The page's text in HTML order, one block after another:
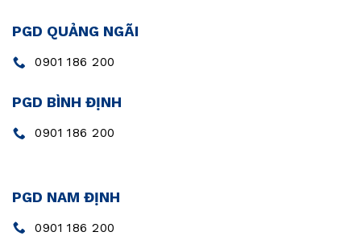
PGD QUẢNG NGÃI
0901 186 200
PGD BÌNH ĐỊNH
0901 186 200
PGD NAM ĐỊNH
0901 186 200